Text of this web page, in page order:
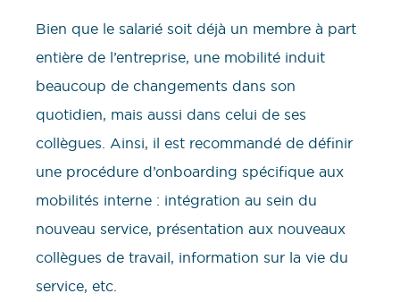
Bien que le salarié soit déjà un membre à part
entière de l’entreprise, une mobilité induit
beaucoup de changements dans son
quotidien, mais aussi dans celui de ses
collègues. Ainsi, il est recommandé de définir
une procédure d’onboarding spécifique aux
mobilités interne : intégration au sein du
nouveau service, présentation aux nouveaux
collègues de travail, information sur la vie du
service, etc.